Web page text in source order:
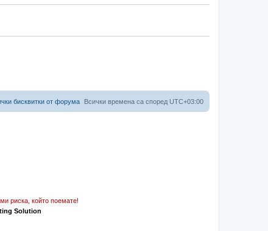
Всички времена са според UTC+03:00
бисквитки от форума
риска, който поемате!
Solution